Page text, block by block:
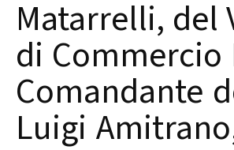
Matarrelli, del
di
Comandante
Luigi